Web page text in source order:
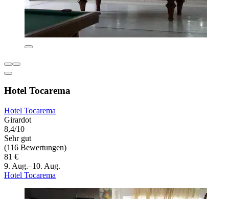
Hotel Tocarema
Hotel Tocarema
Girardot
8,4/10
Sehr gut
(116 Bewertungen)
81 €
9. Aug.–10. Aug.
Hotel Tocarema